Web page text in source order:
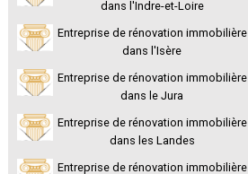
dans l'Indre-et-Loire
Entreprise de rénovation immobilière
dans l'Isère
Entreprise de rénovation immobilière
dans le Jura
Entreprise de rénovation immobilière
dans les Landes
Entreprise de rénovation immobilière